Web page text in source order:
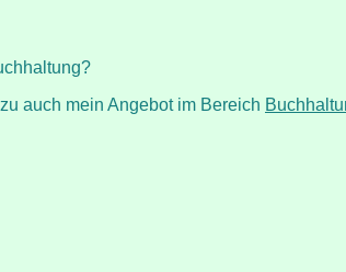
auch mein Angebot im Bereich